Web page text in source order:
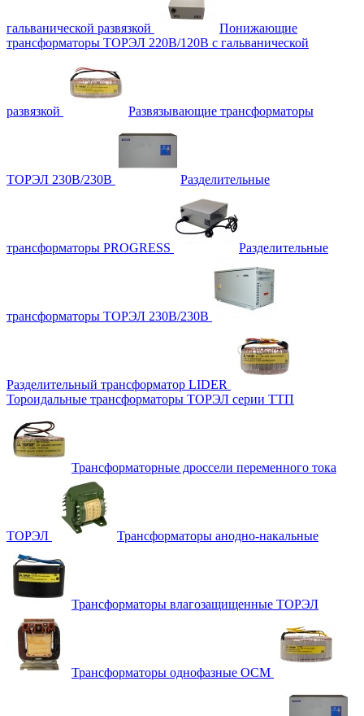
гальванической развязкой
Понижающие
трансформаторы ТОРЭЛ 220В/120В с гальванической
развязкой Развязывающие трансформаторы
ТОРЭЛ 230В/230В Разделительные
трансформаторы PROGRESS Разделительные
трансформаторы ТОРЭЛ 230В/230В
Разделительный трансформатор LIDER
Тороидальные трансформаторы ТОРЭЛ серии ТТП
Трансформаторные дроссели переменного тока
ТОРЭЛ Трансформаторы анодно-накальные
Трансформаторы влагозащищенные ТОРЭЛ
Трансформаторы однофазные ОСМ